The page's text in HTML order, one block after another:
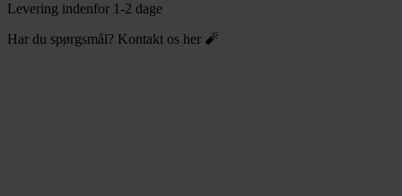
Levering indenfor 1-2 dage
Har du spørgsmål? Kontakt os her 🧨